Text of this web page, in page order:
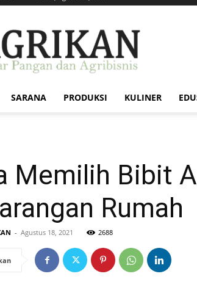
AGRIKAN
SARANA PRODUKSI KULINER
Memilih Bibit
Rumah
- Agustus 18, 2021 2688